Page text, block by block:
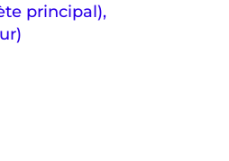
principal),